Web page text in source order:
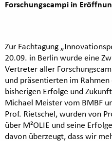
Forschungscampi in
Zur Fachtagung
20.09. in Berlin wurde eine
Vertreter aller
und präsentierten im
bisherigen Erfolge und
Michael Meister vom BMBF
Prof. Rietschel, wurden von
über M²OLIE und seine
davon überzeugt, dass wir